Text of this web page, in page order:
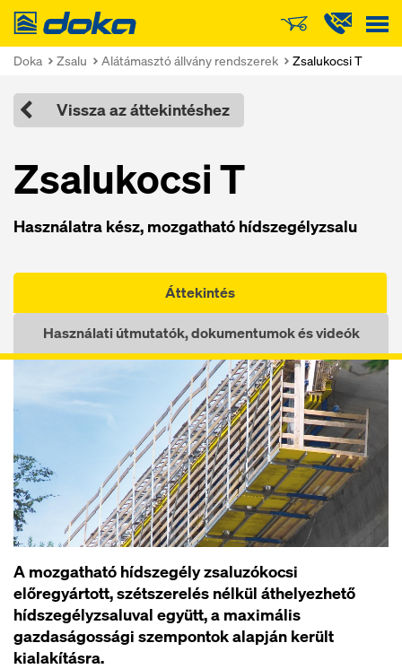
Doka
Doka Zsalu Alátámasztó állvány rendszerek Zsalukocsi T
Vissza az áttekintéshez
Zsalukocsi T
Használatra kész, mozgatható hídszegélyzsalu
Áttekintés
Használati útmutatók, dokumentumok és videók
A mozgatható hídszegély zsaluzókocsi
előregyártott, szétszerelés nélkül áthelyezhető
hídszegélyzsaluval együtt, a maximális
gazdaságossági szempontok alapján került
kialakításra.